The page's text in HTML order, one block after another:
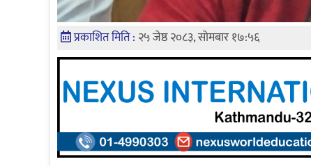
प्रकाशित मिति : २५ जेष्ठ २०८३, सोमबार १७:५६